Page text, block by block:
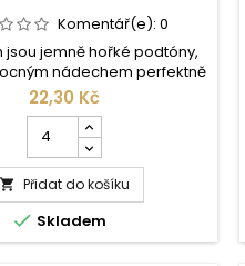
Komentář(e):0
jsou jemně hořké podtóny,
nádechem perfektně
grepů. Kapku hořký, zcela
Míchaný nápoj z 65 %
piva a ovocné šťávy z
pasterovaný a slazený
komplex B vitaminů.
konzervanty a barviva.
Nejlepší je chlazený.
22,30 Kč
kusů
produktu
Birgo
grapefruit
0,5l
plech
 Přidat do košíku
 Skladem